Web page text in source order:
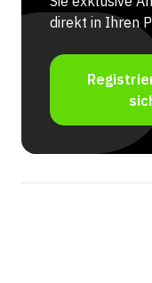
direkt in Ihren